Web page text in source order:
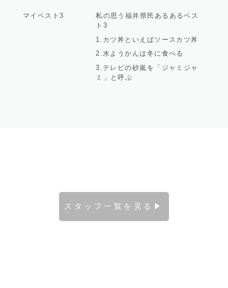
マイベスト3
私の思う福井県民あるあるベス
ト3
1.カツ丼といえばソースカツ丼
2.水ようかんは冬に食べる
3.テレビの砂嵐を「ジャミジャ
ミ」と呼ぶ
スタッフ一覧を見る▶